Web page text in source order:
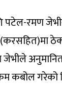
पटेल-रमण
कबोल गरेको